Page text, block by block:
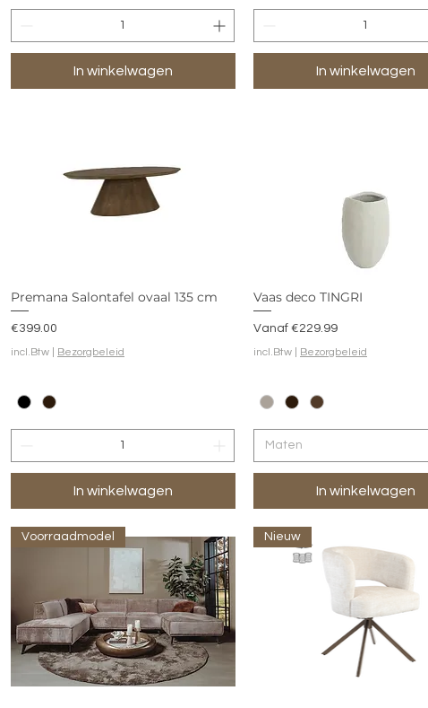
In winkelwagen In winkelwagen
Premana Salontafel ovaal 135 cm
Prijs
€399.00
incl.Btw Bezorgbeleid
In winkelwagen
Vaas deco TINGRI
Vanaf €229.99
Verkoopprijs
incl.Btw Bezorgbeleid
Maten
In winkelwagen
Voorraadmodel Nieuw